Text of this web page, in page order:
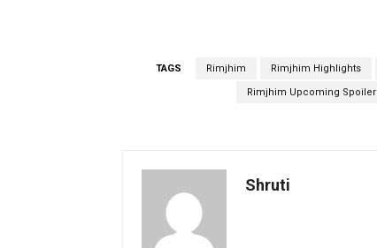
TAGS Rimjhim Rimjhim Highlights
Rimjhim Upcoming Spoiler
Shruti